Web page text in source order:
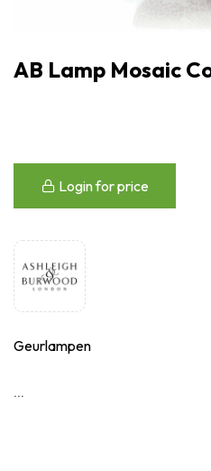
AB Lamp Mosaic
Login for price
Geurlampen
...